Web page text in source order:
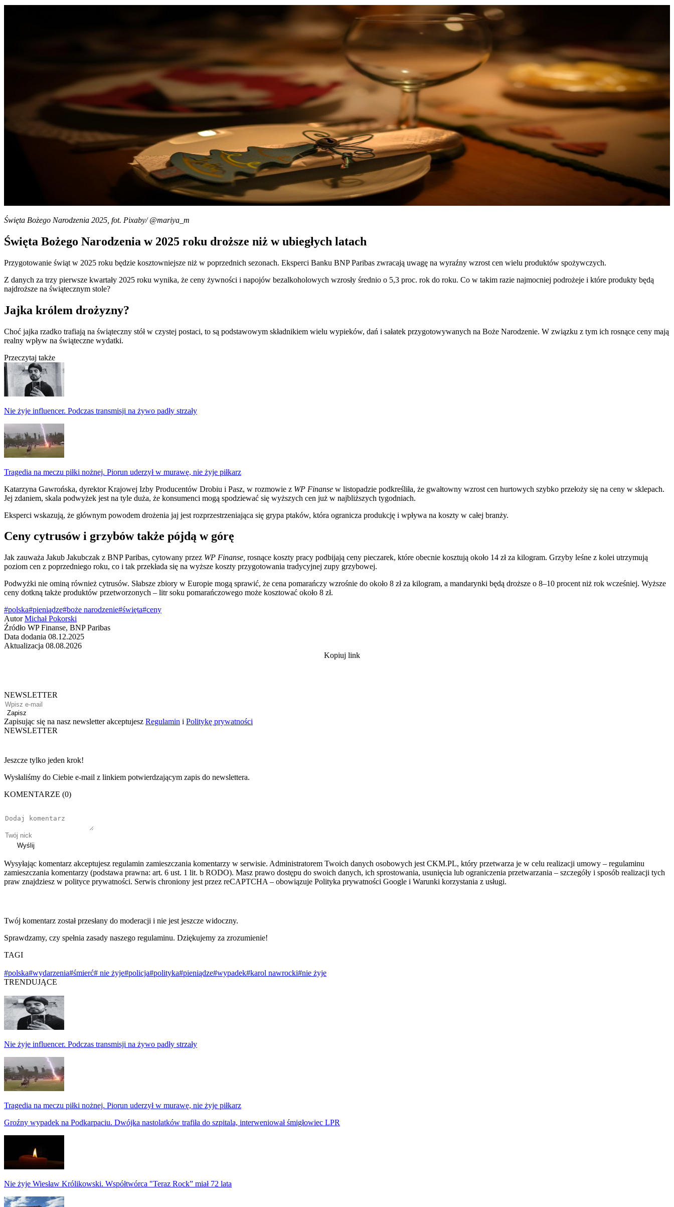
Święta Bożego Narodzenia 2025, fot. Pixaby/ @mariya_m
Święta Bożego Narodzenia w 2025 roku droższe niż w ubiegłych latach
Przygotowanie świąt w 2025 roku będzie kosztowniejsze niż w poprzednich sezonach. Eksperci Banku BNP Paribas zwracają uwagę na wyraźny wzrost cen wielu produktów spożywczych.
Z danych za trzy pierwsze kwartały 2025 roku wynika, że ceny żywności i napojów bezalkoholowych wzrosły średnio o 5,3 proc. rok do roku. Co w takim razie najmocniej podrożeje i które produkty będą
najdroższe na świątecznym stole?
Jajka królem drożyzny?
Choć jajka rzadko trafiają na świąteczny stół w czystej postaci, to są podstawowym składnikiem wielu wypieków, dań i sałatek przygotowywanych na Boże Narodzenie. W związku z tym ich rosnące ceny mają
realny wpływ na świąteczne wydatki.
Przeczytaj także
Nie żyje influencer. Podczas transmisji na żywo padły strzały
Tragedia na meczu piłki nożnej. Piorun uderzył w murawę, nie żyje piłkarz
Katarzyna Gawrońska, dyrektor Krajowej Izby Producentów Drobiu i Pasz, w rozmowie z WP Finanse w listopadzie podkreśliła, że gwałtowny wzrost cen hurtowych szybko przełoży się na ceny w sklepach.
Jej zdaniem, skala podwyżek jest na tyle duża, że konsumenci mogą spodziewać się wyższych cen już w najbliższych tygodniach.
Eksperci wskazują, że głównym powodem drożenia jaj jest rozprzestrzeniająca się grypa ptaków, która ogranicza produkcję i wpływa na koszty w całej branży.
Ceny cytrusów i grzybów także pójdą w górę
Jak zauważa Jakub Jakubczak z BNP Paribas, cytowany przez WP Finanse, rosnące koszty pracy podbijają ceny pieczarek, które obecnie kosztują około 14 zł za kilogram. Grzyby leśne z kolei utrzymują
poziom cen z poprzedniego roku, co i tak przekłada się na wyższe koszty przygotowania tradycyjnej zupy grzybowej.
Podwyżki nie ominą również cytrusów. Słabsze zbiory w Europie mogą sprawić, że cena pomarańczy wzrośnie do około 8 zł za kilogram, a mandarynki będą droższe o 8–10 procent niż rok wcześniej. Wyższe
ceny dotkną także produktów przetworzonych – litr soku pomarańczowego może kosztować około 8 zł.
#polska#pieniądze#boże narodzenie#święta#ceny
Autor Michał Pokorski
Źródło WP Finanse, BNP Paribas
Data dodania 08.12.2025
Aktualizacja 08.08.2026
Kopiuj link
NEWSLETTER
Zapisz
Zapisując się na nasz newsletter akceptujesz Regulamin i Politykę prywatności
NEWSLETTER
Jeszcze tylko jeden krok!
Wysłaliśmy do Ciebie e-mail z linkiem potwierdzającym zapis do newslettera.
KOMENTARZE (0)
Wyślij
Wysyłając komentarz akceptujesz regulamin zamieszczania komentarzy w serwisie. Administratorem Twoich danych osobowych jest CKM.PL, który przetwarza je w celu realizacji umowy – regulaminu
zamieszczania komentarzy (podstawa prawna: art. 6 ust. 1 lit. b RODO). Masz prawo dostępu do swoich danych, ich sprostowania, usunięcia lub ograniczenia przetwarzania – szczegóły i sposób realizacji tych
praw znajdziesz w polityce prywatności. Serwis chroniony jest przez reCAPTCHA – obowiązuje Polityka prywatności Google i Warunki korzystania z usługi.
Twój komentarz został przesłany do moderacji i nie jest jeszcze widoczny.
Sprawdzamy, czy spełnia zasady naszego regulaminu. Dziękujemy za zrozumienie!
TAGI
#polska#wydarzenia#śmierć# nie żyje#policja#polityka#pieniądze#wypadek#karol nawrocki#nie żyje
TRENDUJĄCE
Nie żyje influencer. Podczas transmisji na żywo padły strzały
Tragedia na meczu piłki nożnej. Piorun uderzył w murawę, nie żyje piłkarz
Groźny wypadek na Podkarpaciu. Dwójka nastolatków trafiła do szpitala, interweniował śmigłowiec LPR
Nie żyje Wiesław Królikowski. Współtwórca "Teraz Rock” miał 72 lata